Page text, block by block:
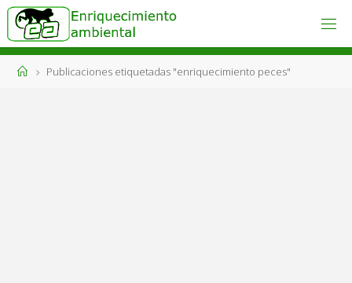
Saltar
contenido
AMBIENTAL
Engánchate
al bienestar
PáginaPublicaciones etiquetadas "enriquecimiento peces"